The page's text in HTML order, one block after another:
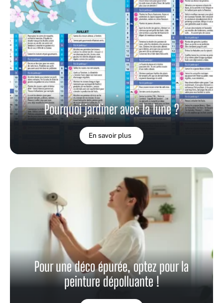
Pourquoi jardiner avec la lune ?
En savoir plus
Pour une déco épurée, optez pour la
peinture dépolluante !